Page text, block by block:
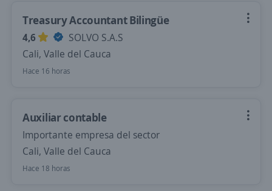
Treasury Accountant Bilingüe
4,6
SOLVO S.A.S
Cali, Valle del Cauca
Hace 16 horas
Auxiliar contable
Importante empresa del sector
Cali, Valle del Cauca
Hace 18 horas